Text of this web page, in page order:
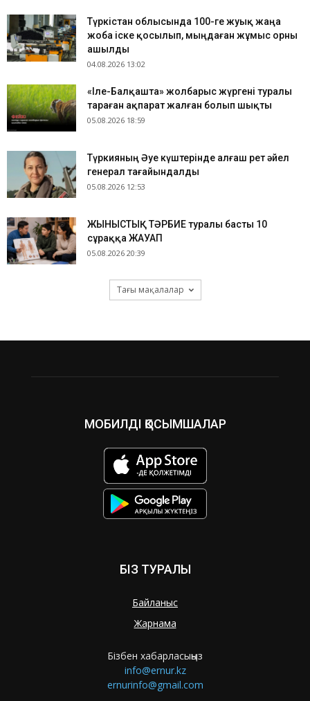
Түркістан облысында 100-ге жуық жаңа
жоба іске қосылып, мыңдаған жұмыс орны
ашылды
04.08.2026 13:02
«Іле-Балқашта» жолбарыс жүргені туралы
тараған ақпарат жалған болып шықты
05.08.2026 18:59
Түркияның Әуе күштерінде алғаш рет әйел
генерал тағайындалды
05.08.2026 12:53
ЖЫНЫСТЫҚ ТӘРБИЕ туралы басты 10
сұраққа ЖАУАП
05.08.2026 20:39
Тағы мақалалар
МОБИЛДІ ҚОСЫМШАЛАР
БІЗ ТУРАЛЫ
Байланыс
Жарнама
Бізбен хабарласыңыз
info@ernur.kz
ernurinfo@gmail.com